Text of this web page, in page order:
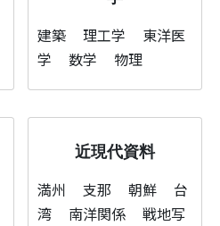
建築 理工学
東洋医
学
数学 物理
近現代資料
満州 支那 朝鮮
台
湾
南洋関係
戦地写